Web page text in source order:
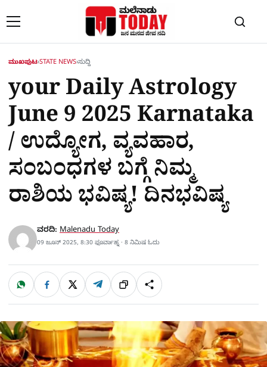
ಮುಖಪುಟ›STATE NEWS›ಸುದ್ದಿ
your Daily Astrology
June 9 2025 Karnataka
/ ಉದ್ಯೋಗ, ವ್ಯವಹಾರ,
ಸಂಬಂಧಗಳ ಬಗ್ಗೆ ನಿಮ್ಮ
ರಾಶಿಯ ಭವಿಷ್ಯ! ದಿನಭವಿಷ್ಯ
ವರದಿ: Malenadu Today
09 ಜೂನ್ 2025, 8:30 ಫೂರ್ವಾಹ್ನ · 8 ನಿಮಿಷ ಓದು
ಹಂಚಿಕೊಳ್ಳಿ
W
a
t
p
p
F
c
e
o
k
X T
l
e
a
m
ಲಿಂ
ಕ್
S
h
a
r
e